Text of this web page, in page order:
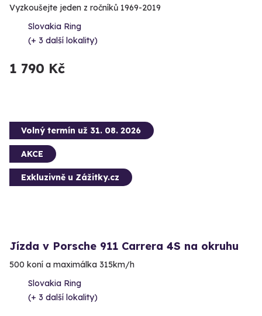
Vyzkoušejte jeden z ročníků 1969-2019
Slovakia Ring
(+ 3 další lokality)
1 790 Kč
Volný termín už 31. 08. 2026
AKCE
Exkluzivně u Zážitky.cz
Jízda v Porsche 911 Carrera 4S na okruhu
500 koní a maximálka 315km/h
Slovakia Ring
(+ 3 další lokality)